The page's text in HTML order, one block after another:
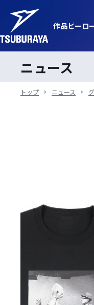
作品ヒーロ
ニュース
トップ ニュース